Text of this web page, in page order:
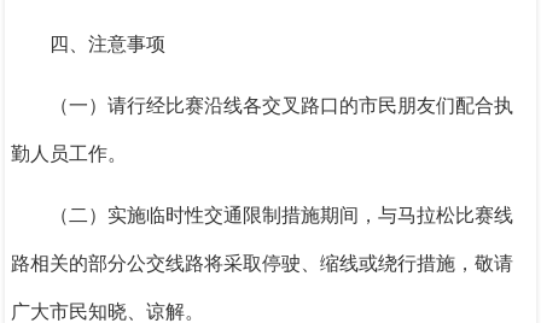
四、注意事项
（一）请行经比赛沿线各交叉路口的市民朋友们配合执
勤人员工作。
（二）实施临时性交通限制措施期间，与马拉松比赛线
路相关的部分公交线路将采取停驶、缩线或绕行措施，敬请
广大市民知晓、谅解。